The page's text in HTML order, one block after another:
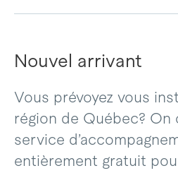
Nouvel arrivant
Vous prévoyez vous
région de Québec? On
service
entièrement gratuit